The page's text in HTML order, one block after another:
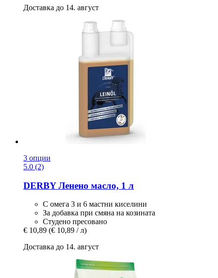
Доставка до 14. август
3 опции
5.0 (2)
DERBYЛенено масло, 1 л
С омега 3 и 6 мастни киселини
За добавка при смяна на козината
Студено пресовано
€ 10,89 (€ 10,89 / л)
Доставка до 14. август